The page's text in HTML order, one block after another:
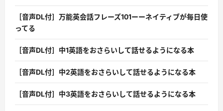
［音声DL付］万能英会話フレーズ101ーーネイティブが毎日使
ってる
［音声DL付］中1英語をおさらいして話せるようになる本
［音声DL付］中2英語をおさらいして話せるようになる本
［音声DL付］中3英語をおさらいして話せるようになる本